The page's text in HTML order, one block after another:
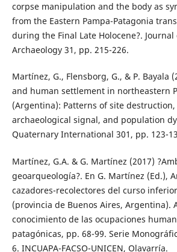
corpse manipulation and the body as
from the Eastern Pampa-Patagonia
during the Final Late Holocene?.
Archaeology 31, pp. 215-226.
Martínez, G., Flensborg, G., & P. Bayala
and human settlement in northeastern
(Argentina): Patterns of site
archaeological signal, and population
Quaternary International 301, pp. 123-
Martínez, G.A. & G. Martínez (2017)
geoarqueología?. En G. Martínez (Ed.),
cazadores-recolectores del curso
(provincia de Buenos Aires, Argentina).
conocimiento de las ocupaciones
patagónicas, pp. 68-99. Serie
6. INCUAPA-FACSO-UNICEN, Olavarría.